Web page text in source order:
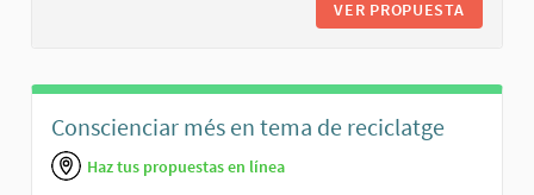
VER PROPUESTA
Conscienciar més en tema de reciclatge
Haz tus propuestas en línea